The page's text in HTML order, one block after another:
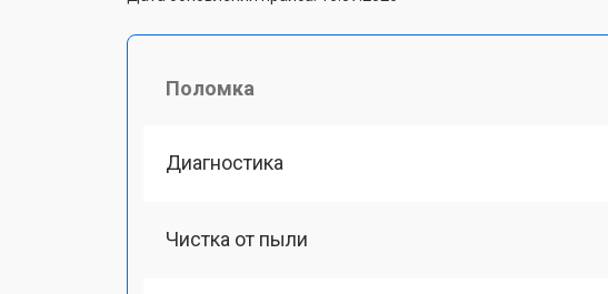
Поломка
Диагностика
Чистка от пыли